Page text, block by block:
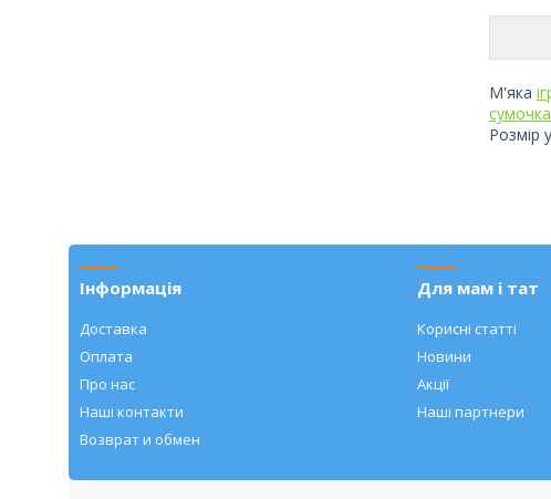
М'яка
сумочка
Розмір
Інформація
Доставка
Оплата
Про нас
Наші контакти
Возврат и обмен
Для мам і тат
Корисні статті
Новини
Акції
Наші партнери